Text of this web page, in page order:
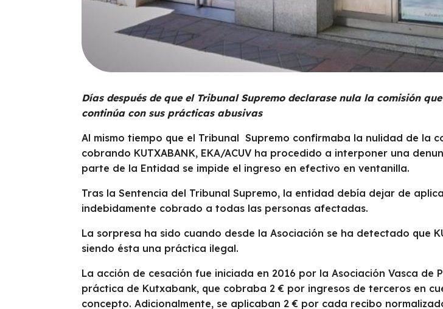
Días después de que el Tribunal Supremo declarase nula la comisión
continúa con sus prácticas abusivas
Al mismo tiempo que el Tribunal Supremo confirmaba la nulidad de la
cobrando KUTXABANK, EKA/ACUV ha procedido a interponer una
parte de la Entidad se impide el ingreso en efectivo en ventanilla.
Tras la Sentencia del Tribunal Supremo, la entidad debía dejar de
indebidamente cobrado a todas las personas afectadas.
La sorpresa ha sido cuando desde la Asociación se ha detectado que
siendo ésta una práctica ilegal.
La acción de cesación fue iniciada en 2016 por la Asociación Vasca de
práctica de Kutxabank, que cobraba 2 € por ingresos de terceros en
concepto. Adicionalmente, se aplicaban 2 € por cada recibo